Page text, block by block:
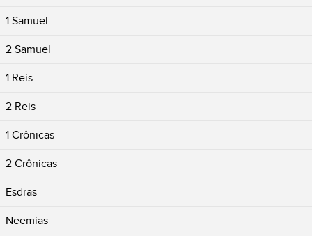
1 Samuel
2 Samuel
1 Reis
2 Reis
1 Crônicas
2 Crônicas
Esdras
Neemias